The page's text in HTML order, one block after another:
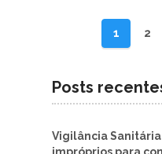
posts
1 2
Posts
Vigilância
impróprios para